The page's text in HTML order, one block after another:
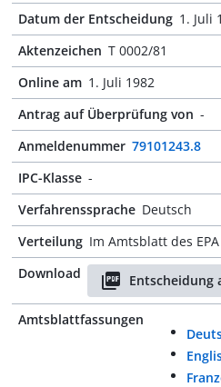
Datum der Entscheidung 1. Juli
Aktenzeichen T 0002/81
Online am 1. Juli 1982
Antrag auf Überprüfung von -
Anmeldenummer 79101243.8
IPC-Klasse -
Verfahrenssprache Deutsch
Verteilung Im Amtsblatt des
Download
Entscheidung
Amtsblattfassungen